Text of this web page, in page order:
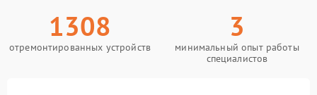
1308
отремонтированных устройств
3
минимальный опыт работы
специалистов